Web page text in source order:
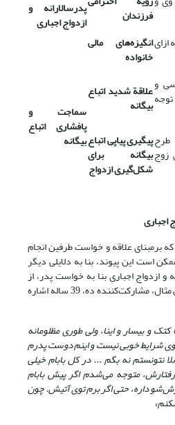
پدرسالارانه و
ازدواج اجباری
فرزندان
انگیزه‌های مالی
خانواده
وعلاقة شدید اتباع
بیگانه سماجت و
پافشاری اتباع
بیگانه
زوج
پیگیری پیاپی اتباع
بیگانه برای
شکل‌گیری ازدواج
برمبنای علاقه و خواست طرفین انجام
است این پیوند، بنا به دلایلی دیگر
ازدواج اجباریِ بنا به خواست پدر، از
جملة این دلایل است. به‌عنوان مثال، مشارکت‌کننده ده، 39 ساله اشاره
و بیسار و اینا، ولی طوری مظلومانه
توی شرایط خوبی نیست و اینم دوست پدرم
نه بگم ... در کل بابام خیلی
متوجه می‌شدم اگر پیش بابام
داره، حتی اگر برم توی آتیش. چون